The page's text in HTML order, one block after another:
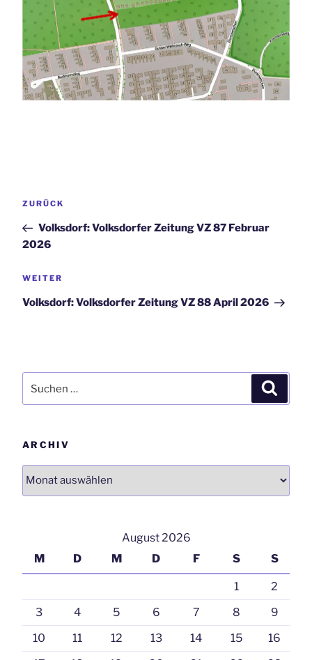
Vorheriger
ZURÜCK
Volksdorf: Volksdorfer Zeitung VZ 87 Februar
2026
Nächster
WEITER
Volksdorf: Volksdorfer Zeitung VZ 88 April 2026
nach:
ARCHIV
August 2026
M
D M D F S S
1
2
3
4 5 6 7 8
9
10
11 12 13 14 15
16